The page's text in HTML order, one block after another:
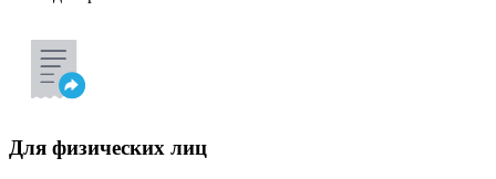
Для физических лиц